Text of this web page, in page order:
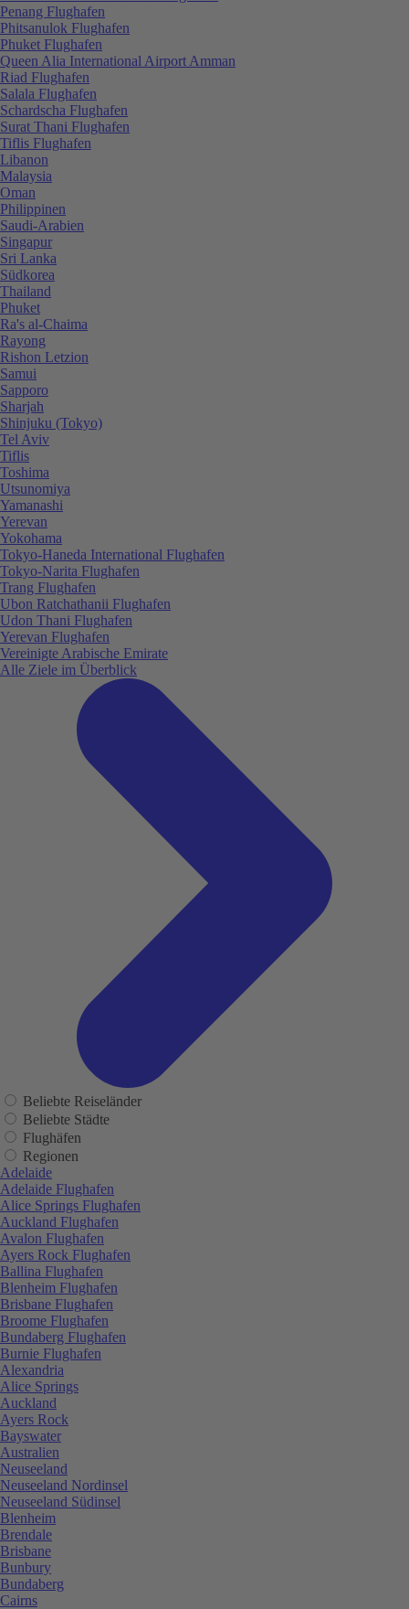
Penang Flughafen
Phitsanulok Flughafen
Phuket Flughafen
Queen Alia International Airport Amman
Riad Flughafen
Salala Flughafen
Schardscha Flughafen
Surat Thani Flughafen
Tiflis Flughafen
Libanon
Malaysia
Oman
Philippinen
Saudi-Arabien
Singapur
Sri Lanka
Südkorea
Thailand
Phuket
Ra's al-Chaima
Rayong
Rishon Letzion
Samui
Sapporo
Sharjah
Shinjuku (Tokyo)
Tel Aviv
Tiflis
Toshima
Utsunomiya
Yamanashi
Yerevan
Yokohama
Tokyo-Haneda International Flughafen
Tokyo-Narita Flughafen
Trang Flughafen
Ubon Ratchathanii Flughafen
Udon Thani Flughafen
Yerevan Flughafen
Vereinigte Arabische Emirate
Alle Ziele im Überblick
Beliebte Reiseländer
Beliebte Städte
Flughäfen
Regionen
Adelaide
Adelaide Flughafen
Alice Springs Flughafen
Auckland Flughafen
Avalon Flughafen
Ayers Rock Flughafen
Ballina Flughafen
Blenheim Flughafen
Brisbane Flughafen
Broome Flughafen
Bundaberg Flughafen
Burnie Flughafen
Alexandria
Alice Springs
Auckland
Ayers Rock
Bayswater
Australien
Neuseeland
Neuseeland Nordinsel
Neuseeland Südinsel
Blenheim
Brendale
Brisbane
Bunbury
Bundaberg
Cairns